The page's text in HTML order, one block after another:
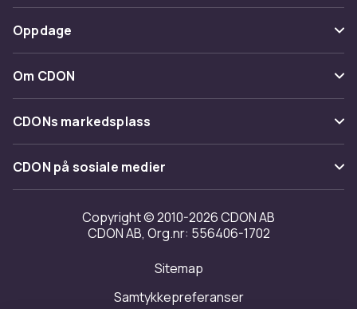
Spor pakke
Angre & returner her
Kontakt oss
Betaling
Levering
Tilbakekallinger
Oppdage
Kategorier
Varemerker
Om CDON
Om oss
Kundeanmeldelser
Jobbe på CDON
Investor relations
Tilgjengelighet
CDONs markedsplass
Merchant Help Center
CDON på sosiale medier
Copyright © 2010-2026 CDON AB
CDON AB, Org.nr: 556406-1702
Sitemap
Samtykkepreferanser